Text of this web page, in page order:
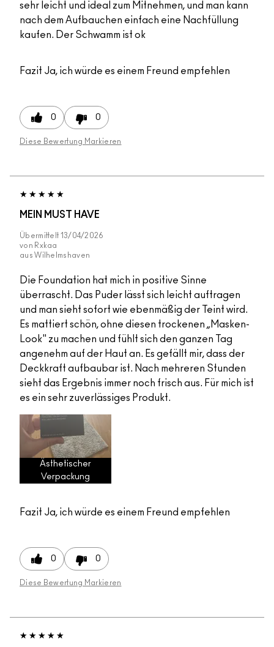
sehr leicht und ideal zum Mitnehmen, und man kann
nach dem Aufbauchen einfach eine Nachfüllung
kaufen. Der Schwamm ist ok
Fazit Ja, ich würde es einem Freund empfehlen
0 0
Diese Bewertung Markieren
MEIN MUST HAVE
Übermittelt 13/04/2026
von Rxkaa
aus Wilhelmshaven
Die Foundation hat mich in positive Sinne
überrascht. Das Puder lässt sich leicht auftragen
und man sieht sofort wie ebenmäßig der Teint wird.
Es mattiert schön, ohne diesen trockenen „Masken-
Look" zu machen und fühlt sich den ganzen Tag
angenehm auf der Haut an. Es gefällt mir, dass der
Deckkraft aufbaubar ist. Nach mehreren Stunden
sieht das Ergebnis immer noch frisch aus. Für mich ist
es ein sehr zuverlässiges Produkt.
Ästhetischer
Verpackung
Fazit Ja, ich würde es einem Freund empfehlen
0 0
Diese Bewertung Markieren